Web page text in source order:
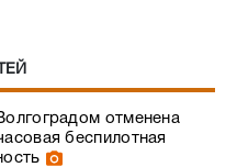
отменена
беспилотная